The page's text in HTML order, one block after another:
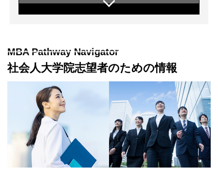
MBA Pathway Navigator
社会人大学院志望者のための情報